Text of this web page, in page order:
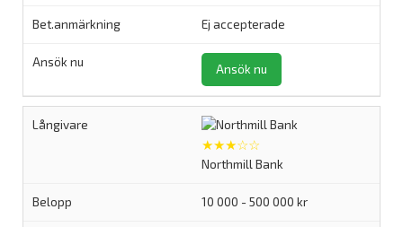
Ej accepterade
Ansök nu
★★★☆☆
Northmill Bank
10 000 - 500 000 kr